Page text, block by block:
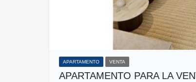
APARTAMENTO VENTA
APARTAMENTO PARA LA